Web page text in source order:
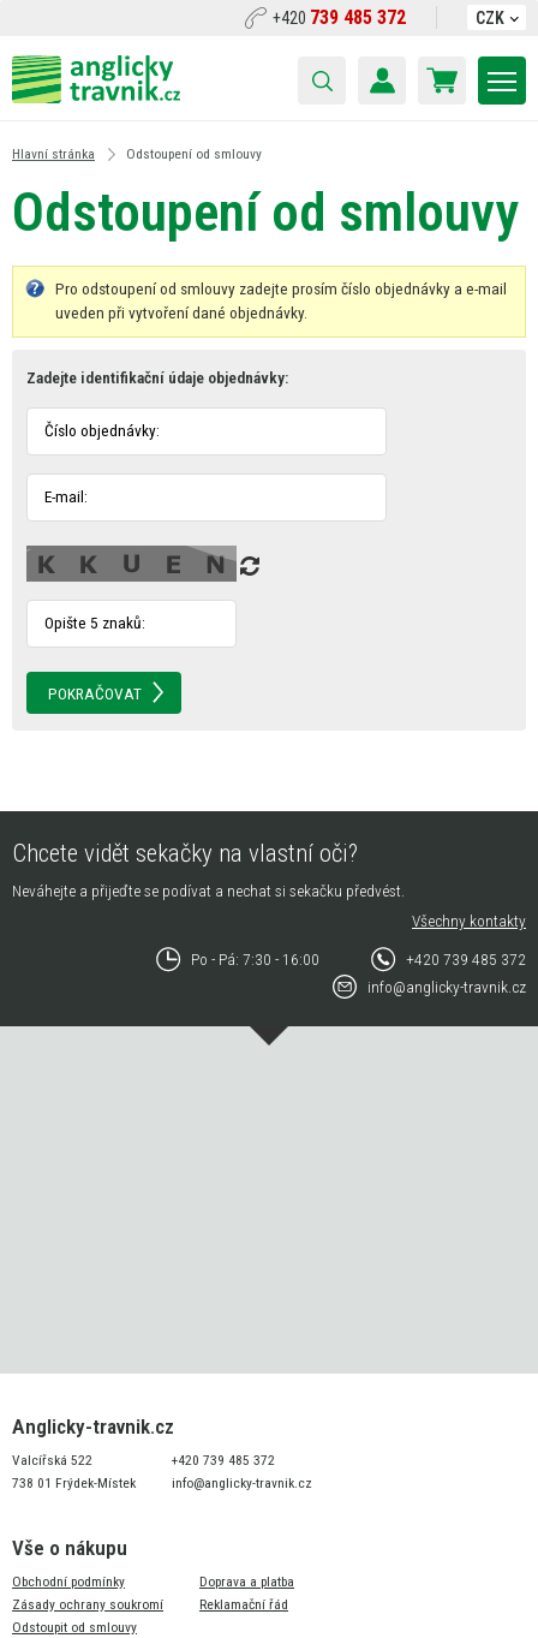
+420 739 485 372 CZK
Hlavní stránka Odstoupení od smlouvy
Odstoupení od smlouvy
Pro odstoupení od smlouvy zadejte prosím číslo objednávky a e-mail
uveden při vytvoření dané objednávky.
Zadejte identifikační údaje objednávky:
Číslo objednávky:
E-mail:
Opište 5 znaků:
Chcete vidět sekačky na vlastní oči?
Neváhejte a přijeďte se podívat a nechat si sekačku předvést.
Všechny kontakty
Po - Pá: 7:30 - 16:00
+420 739 485 372
info@anglicky-travnik.cz
Anglicky-travnik.cz
Valcířská 522
738 01 Frýdek-Místek
+420 739 485 372
info@anglicky-travnik.cz
Vše o nákupu
Obchodní podmínky
Zásady ochrany soukromí
Odstoupit od smlouvy
Doprava a platba
Reklamační řád